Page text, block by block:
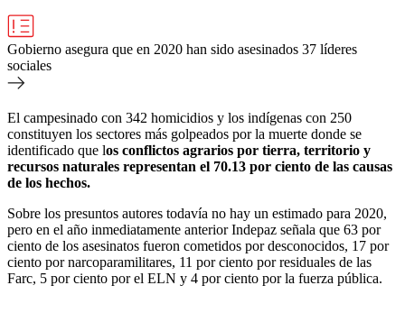
Gobierno asegura que en 2020 han sido asesinados 37 líderes
sociales
El campesinado con 342 homicidios y los indígenas con 250
constituyen los sectores más golpeados por la muerte donde se
identificado que los conflictos agrarios por tierra, territorio y
recursos naturales representan el 70.13 por ciento de las causas
de los hechos.
Sobre los presuntos autores todavía no hay un estimado para 2020,
pero en el año inmediatamente anterior Indepaz señala que 63 por
ciento de los asesinatos fueron cometidos por desconocidos, 17 por
ciento por narcoparamilitares, 11 por ciento por residuales de las
Farc, 5 por ciento por el ELN y 4 por ciento por la fuerza pública.